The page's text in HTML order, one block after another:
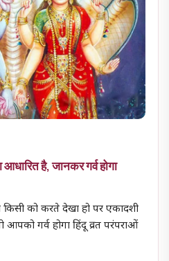
आधारित है, जानकर गर्व होगा
किसी को करते देखा हो पर एकादशी
आपको गर्व होगा हिंदू व्रत परंपराओं